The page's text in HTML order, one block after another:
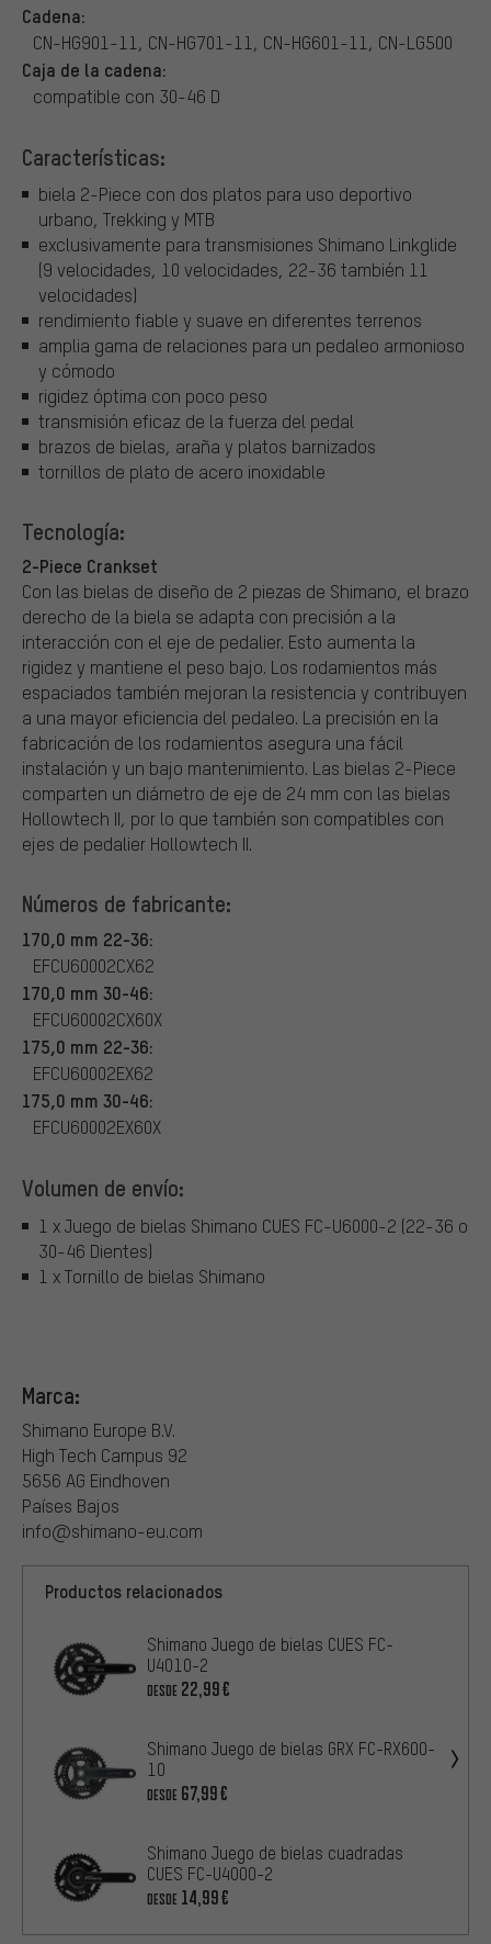
Cadena:
CN-HG901-11, CN-HG701-11, CN-HG601-11, CN-LG500
Caja de la cadena:
compatible con 30-46 D
Características:
biela 2-Piece con dos platos para uso deportivo
urbano, Trekking y MTB
exclusivamente para transmisiones Shimano Linkglide
(9 velocidades, 10 velocidades, 22-36 también 11
velocidades)
rendimiento fiable y suave en diferentes terrenos
amplia gama de relaciones para un pedaleo armonioso
y cómodo
rigidez óptima con poco peso
transmisión eficaz de la fuerza del pedal
brazos de bielas, araña y platos barnizados
tornillos de plato de acero inoxidable
Tecnología:
2-Piece Crankset
Con las bielas de diseño de 2 piezas de Shimano, el brazo
derecho de la biela se adapta con precisión a la
interacción con el eje de pedalier. Esto aumenta la
rigidez y mantiene el peso bajo. Los rodamientos más
espaciados también mejoran la resistencia y contribuyen
a una mayor eficiencia del pedaleo. La precisión en la
fabricación de los rodamientos asegura una fácil
instalación y un bajo mantenimiento. Las bielas 2-Piece
comparten un diámetro de eje de 24 mm con las bielas
Hollowtech II, por lo que también son compatibles con
ejes de pedalier Hollowtech II.
Números de fabricante:
170,0 mm 22-36:
EFCU60002CX62
170,0 mm 30-46:
EFCU60002CX60X
175,0 mm 22-36:
EFCU60002EX62
175,0 mm 30-46:
EFCU60002EX60X
Volumen de envío:
1 x Juego de bielas Shimano CUES FC-U6000-2 (22-36 o
30-46 Dientes)
1 x Tornillo de bielas Shimano
Marca:
Shimano Europe B.V.
High Tech Campus 92
5656 AG Eindhoven
Países Bajos
info@shimano-eu.com
Productos relacionados
Shimano Juego de bielas CUES FC-
U4010-2
DESDE 22,99€
Shimano Juego de bielas GRX FC-RX600-
10
DESDE 67,99€
Shimano Juego de bielas cuadradas
CUES FC-U4000-2
DESDE 14,99€